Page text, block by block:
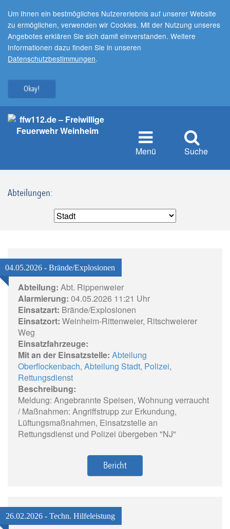
Um Ihnen ein bestmögliches Nutzererlebnis auf unserer Website
zu ermöglichen, verwenden wir Cookies. Mit der Nutzung unseres
Angebotes erklären Sie sich damit einverstanden. Weitere
Informationen dazu finden Sie in unseren
Datenschutzbestimmungen.
Okay!
Menü Suche
Abteilungen:
04.05.2026 - Brände/Explosionen
Abteilung: Abt. Rippenweier
Alarmierung: 04.05.2026 11:21 Uhr
Einsatzart: Brände/Explosionen
Einsatzort: Weinheim-Rittenweier, Ritschweierer
Weg
Einsatzfahrzeuge:
Mit an der Einsatzstelle: Abteilung
Oberflockenbach, Abteilung Stadt, Polizei,
Rettungsdienst
Beschreibung:
Meldung: Angebrannte Speisen, Wohnung verraucht
/ Maßnahmen: Angriffstrupp zur Erkundung,
Lüftungsmaßnahmen, Einsatzstelle an
Rettungsdienst und Polizei übergeben "NJ"
Bericht
26.02.2026 - Techn. Hilfeleistung